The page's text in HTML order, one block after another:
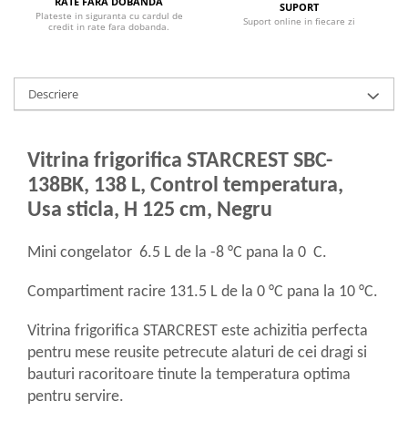
Multicooker
Razatoare
Roboti de bucatarie
Storcătoare
Aparate de cafea
Accesorii
Espressoare
Râșnițe de cafea
Aparate de curățat cu aburi
Aparate de ingrijire tesaturi
aparat de calcat vertical
Plateste in siguranta cu cardul de
credit in rate fara dobanda.
SUPORT
Suport online in fiecare zi
Descriere
Vitrina frigorifica STARCREST SBC-
138BK, 138 L, Control temperatura,
Usa sticla, H 125 cm, Negru
Mini congelator 6.5 L de la -8 °C pana la 0 C.
Compartiment racire 131.5 L de la 0 °C pana la 10 °C.
Vitrina frigorifica STARCREST este achizitia perfecta
pentru mese reusite petrecute alaturi de cei dragi si
bauturi racoritoare tinute la temperatura optima
pentru servire.